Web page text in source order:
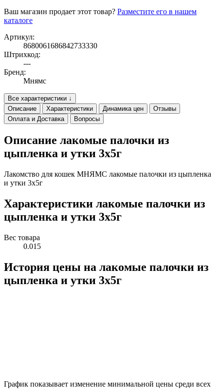
Ваш магазин продает этот товар? Разместите его в нашем
каталоге
Артикул:
8680061686842733330
Штрихкод:
---
Бренд:
Мнямс
Все характеристики ↓
Описание
Характеристики Динамика цен
Отзывы
Оплата и Доставка
Вопросы
Описание лакомые палочки из
цыпленка и утки 3х5г
Лакомство для кошек МНЯМС лакомые палочки из цыпленка
и утки 3х5г
Характеристики лакомые палочки из
цыпленка и утки 3х5г
Вес товара
0.015
История цены на лакомые палочки из
цыпленка и утки 3х5г
График показывает изменение минимальной цены среди всех